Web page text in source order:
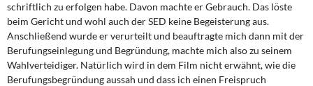
schriftlich zu erfolgen habe. Davon machte er Gebrauch. Das löste
beim Gericht und wohl auch der SED keine Begeisterung aus.
Anschließend wurde er verurteilt und beauftragte mich dann mit der
Berufungseinlegung und Begrün­dung, machte mich also zu seinem
Wahlverteidiger. Natürlich wird in dem Film nicht erwähnt, wie die
Berufungsbegründung aussah und dass ich einen Freispruch